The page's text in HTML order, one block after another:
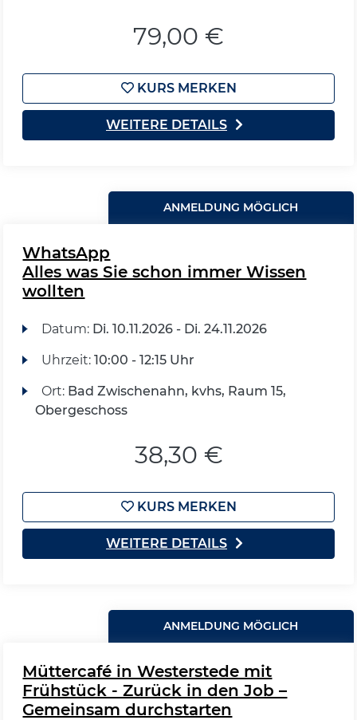
79,00 €
KURS MERKEN
WEITERE DETAILS
ANMELDUNG MÖGLICH
WhatsApp
Alles was Sie schon immer Wissen
wollten
Datum: Di. 10.11.2026 - Di. 24.11.2026
Uhrzeit: 10:00 - 12:15 Uhr
Ort: Bad Zwischenahn, kvhs, Raum 15,
Obergeschoss
38,30 €
KURS MERKEN
WEITERE DETAILS
ANMELDUNG MÖGLICH
Müttercafé in Westerstede mit
Frühstück - Zurück in den Job –
Gemeinsam durchstarten